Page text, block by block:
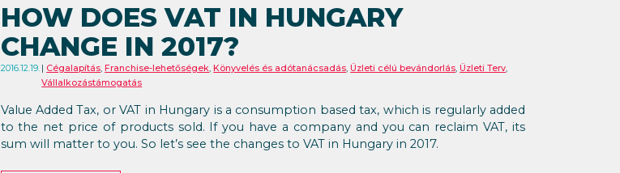
HOW DOES VAT IN HUNGARY
CHANGE IN 2017?
2016.12.19. Cégalapítás,Franchise-lehetőségek,Könyvelés és adótanácsadás,Üzleti célú bevándorlás,Üzleti Terv,
Vállalkozástámogatás
Value Added Tax, or VAT in Hungary is a consumption based tax, which is regularly added
to the net price of products sold. If you have a company and you can reclaim VAT, its
sum will matter to you. So let’s see the changes to VAT in Hungary in 2017.